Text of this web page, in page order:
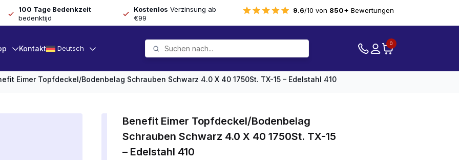
100 Tage Bedenkzeit
bedenktijd
Kostenlos Verzinsung ab
€99
9.6/10 von 850+ Bewertungen
Kontakt Deutsch
0
Eimer Topfdeckel/Bodenbelag Schrauben Schwarz 4.0 X 40 1750St. TX-15 – Edelstahl 410
Benefit Eimer Topfdeckel/Bodenbelag
Schrauben Schwarz 4.0 X 40 1750St. TX-15
– Edelstahl 410